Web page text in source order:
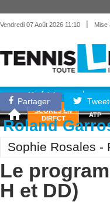
Vendredi 07 Août 2026 11:10 | Mise
Matériel
SCORES EN
DIRECT
ATP
Partager
Roland
Sophie Rosales -
Le
H et DD)